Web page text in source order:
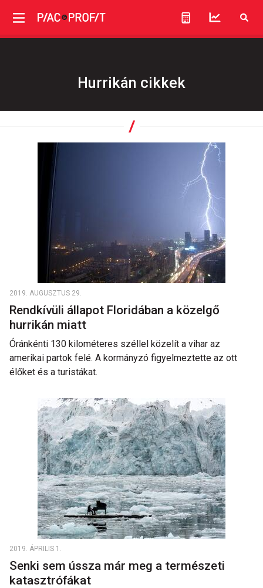
Hurrikán cikkek
2019. AUGUSZTUS 29.
Rendkívüli állapot Floridában a közelgő
hurrikán miatt
Óránkénti 130 kilométeres széllel közelít a vihar az
amerikai partok felé. A kormányzó figyelmeztette az ott
élőket és a turistákat.
2019. ÁPRILIS 1.
Senki sem ússza már meg a természeti
katasztrófákat